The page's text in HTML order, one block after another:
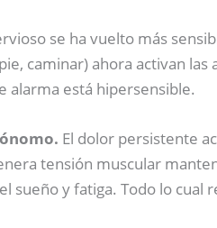
se ha vuelto más
caminar) ahora activan las
alarma está hipersensible.
El dolor persistente
tensión muscular
sueño y fatiga. Todo lo cual